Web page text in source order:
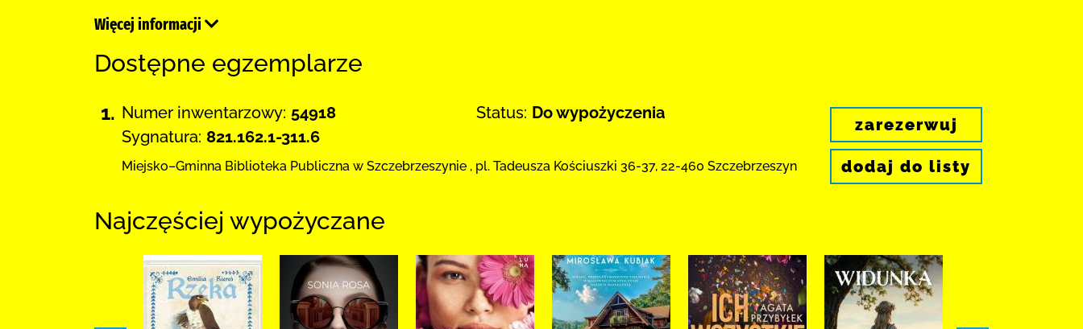
Więcej informacji
Dostępne egzemplarze
1. Numer inwentarzowy: 54918
Sygnatura: 821.162.1-311.6
Status: Do wypożyczenia
Miejsko–Gminna Biblioteka Publiczna w Szczebrzeszynie , pl. Tadeusza Kościuszki 36-37, 22-460 Szczebrzeszyn
zarezerwuj
dodaj do listy
Najczęściej wypożyczane